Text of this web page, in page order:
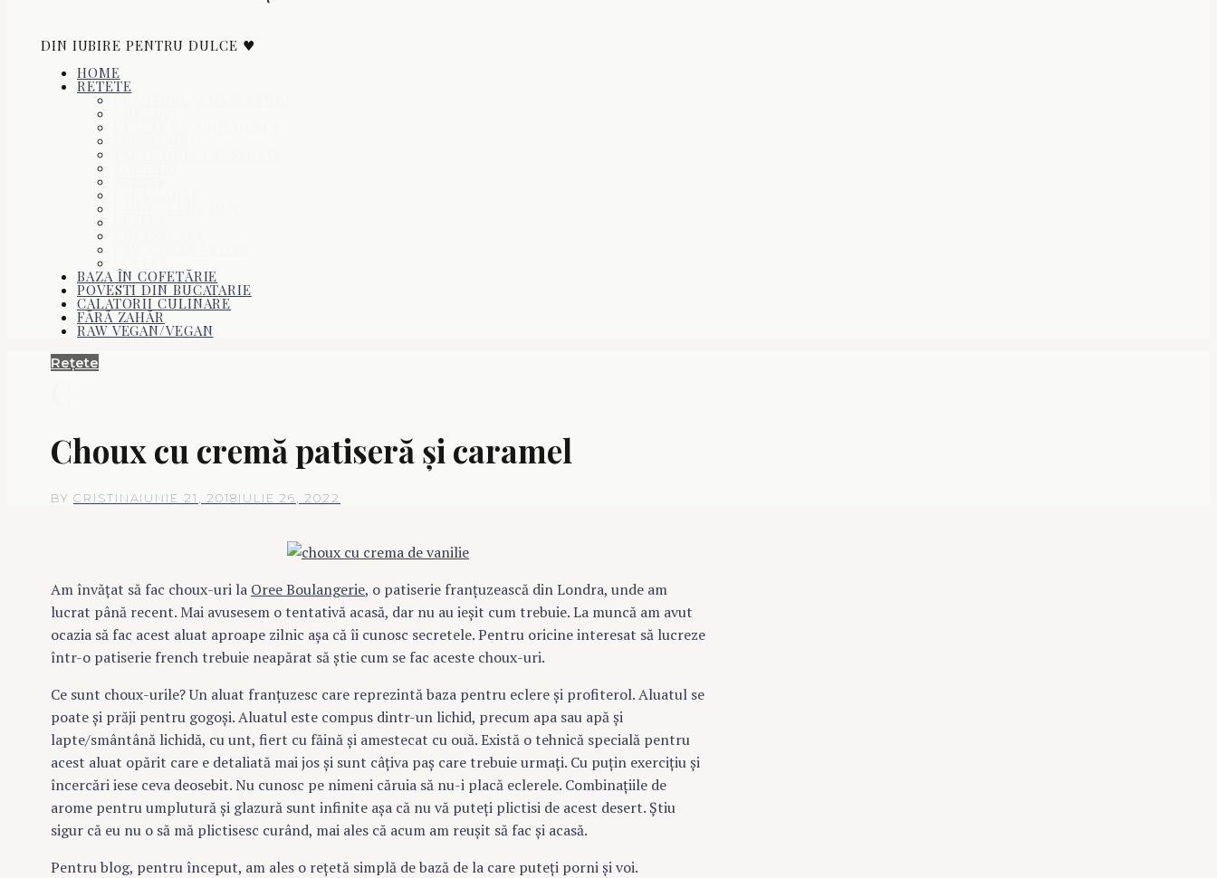
DIN IUBIRE PENTRU DULCE ♥
HOME
RETETE
BAZA ÎN COFETĂRIE
POVESTI DIN BUCATARIE
CALATORII CULINARE
FĂRĂ ZAHĂR
RAW VEGAN/VEGAN
Rețete
Choux cu cremă patiseră şi caramel
BY CRISTINAIUNIE 21, 2018IULIE 26, 2022
Am învăţat să fac choux-uri la Oree Boulangerie, o patiserie franţuzească din Londra, unde am
lucrat până recent. Mai avusesem o tentativă acasă, dar nu au ieşit cum trebuie. La muncă am avut
ocazia să fac acest aluat aproape zilnic aşa că îi cunosc secretele. Pentru oricine interesat să lucreze
într-o patiserie french trebuie neapărat să ştie cum se fac aceste choux-uri.
Ce sunt choux-urile? Un aluat franţuzesc care reprezintă baza pentru eclere şi profiterol. Aluatul se
poate şi prăji pentru gogoşi. Aluatul este compus dintr-un lichid, precum apa sau apă şi
lapte/smântână lichidă, cu unt, fiert cu făină şi amestecat cu ouă. Există o tehnică specială pentru
acest aluat opărit care e detaliată mai jos şi sunt câţiva paş care trebuie urmaţi. Cu puţin exerciţiu şi
încercări iese ceva deosebit. Nu cunosc pe nimeni căruia să nu-i placă eclerele. Combinaţiile de
arome pentru umplutură şi glazură sunt infinite aşa că nu vă puteţi plictisi de acest desert. Ştiu
sigur că eu nu o să mă plictisesc curând, mai ales că acum am reuşit să fac şi acasă.
Pentru blog, pentru început, am ales o reţetă simplă de bază de la care puteţi porni şi voi.